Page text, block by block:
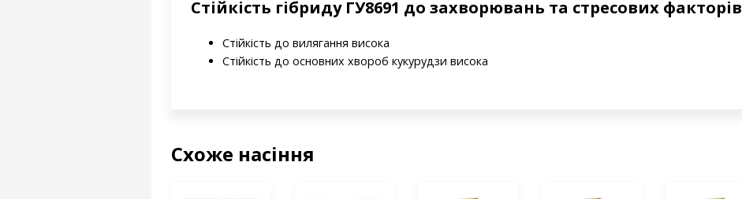
Стійкість гібриду ГУ8691 до захворювань та стресових факторів
Стійкість до вилягання висока
Стійкість до основних хвороб кукурудзи висока
Схоже насіння